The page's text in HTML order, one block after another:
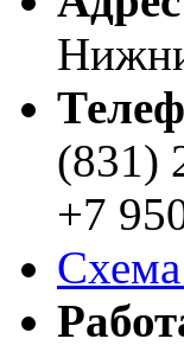
(831)
+7